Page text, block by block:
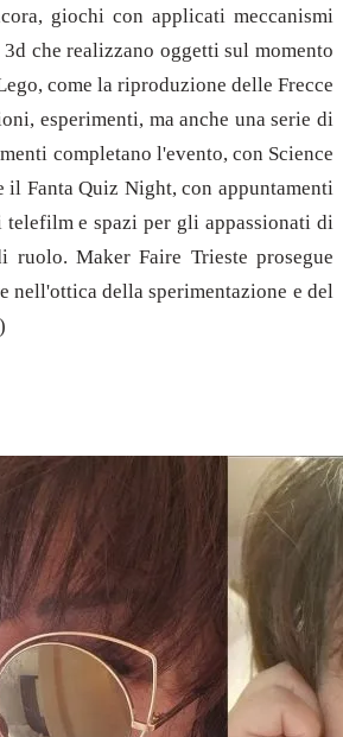
giochi con applicati meccanismi
che realizzano oggetti sul momento
come la riproduzione delle Frecce
esperimenti, ma anche una serie di
completano l'evento, con Science
il Fanta Quiz Night, con appuntamenti
telefilm e spazi per gli appassionati di
ruolo. Maker Faire Trieste prosegue
nell'ottica della sperimentazione e del